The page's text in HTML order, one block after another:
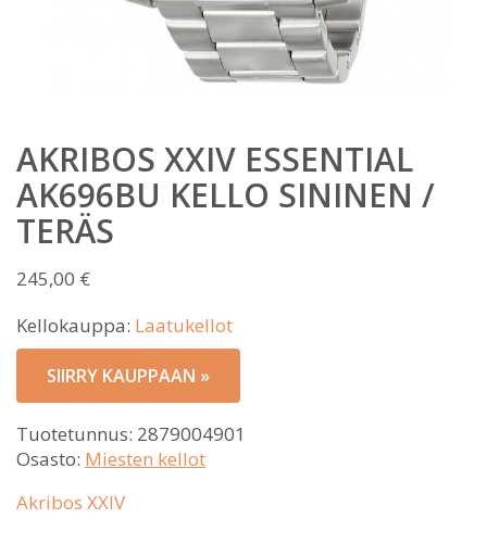
AKRIBOS XXIV ESSENTIAL
AK696BU KELLO SININEN /
TERÄS
245,00 €
Kellokauppa: Laatukellot
SIIRRY KAUPPAAN »
Tuotetunnus: 2879004901
Osasto: Miesten kellot
Akribos XXIV